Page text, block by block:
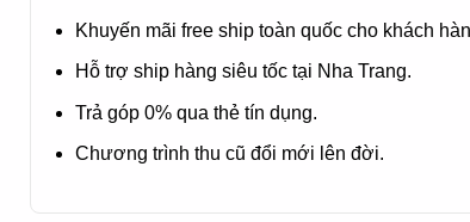
Khuyến mãi free ship toàn quốc cho khách
Hỗ trợ ship hàng siêu tốc tại Nha Trang.
Trả góp 0% qua thẻ tín dụng.
Chương trình thu cũ đổi mới lên đời.